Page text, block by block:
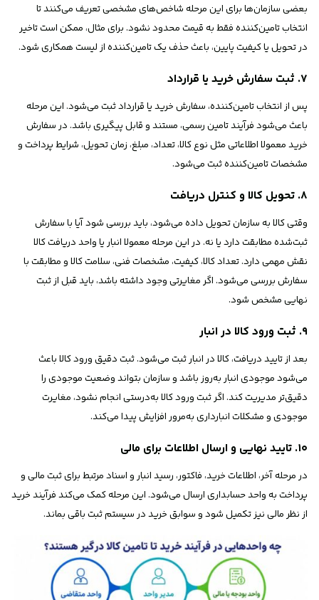
بعضی سازمان‌ها برای این مرحله شاخص‌های مشخصی تعریف می‌کنند تا
انتخاب تامین‌کننده فقط به قیمت محدود نشود. برای مثال، ممکن است تاخیر
در تحویل یا کیفیت پایین، باعث حذف یک تامین‌کننده از لیست همکاری شود.
۷. ثبت سفارش خرید یا قرارداد
پس از انتخاب تامین‌کننده، سفارش خرید یا قرارداد ثبت می‌شود. این مرحله
باعث می‌شود فرآیند تامین رسمی، مستند و قابل پیگیری باشد. در سفارش
خرید معمولا اطلاعاتی مثل نوع کالا، تعداد، مبلغ، زمان تحویل، شرایط پرداخت و
مشخصات تامین‌کننده ثبت می‌شود.
۸. تحویل کالا و کنترل دریافت
وقتی کالا به سازمان تحویل داده می‌شود، باید بررسی شود آیا با سفارش
ثبت‌شده مطابقت دارد یا نه. در این مرحله معمولا انبار یا واحد دریافت کالا
نقش مهمی دارد. تعداد کالا، کیفیت، مشخصات فنی، سلامت کالا و مطابقت با
سفارش بررسی می‌شود. اگر مغایرتی وجود داشته باشد، باید قبل از ثبت
نهایی مشخص شود.
۹. ثبت ورود کالا در انبار
بعد از تایید دریافت، کالا در انبار ثبت می‌شود. ثبت دقیق ورود کالا باعث
می‌شود موجودی انبار به‌روز باشد و سازمان بتواند وضعیت موجودی را
دقیق‌تر مدیریت کند. اگر ثبت ورود کالا به‌درستی انجام نشود، مغایرت
موجودی و مشکلات انبارداری به‌مرور افزایش پیدا می‌کند.
۱۰. تایید نهایی و ارسال اطلاعات برای مالی
در مرحله آخر، اطلاعات خرید، فاکتور، رسید انبار و اسناد مرتبط برای ثبت مالی و
پرداخت به واحد حسابداری ارسال می‌شود. این مرحله کمک می‌کند فرآیند خرید
از نظر مالی نیز تکمیل شود و سوابق خرید در سیستم ثبت باقی بماند.